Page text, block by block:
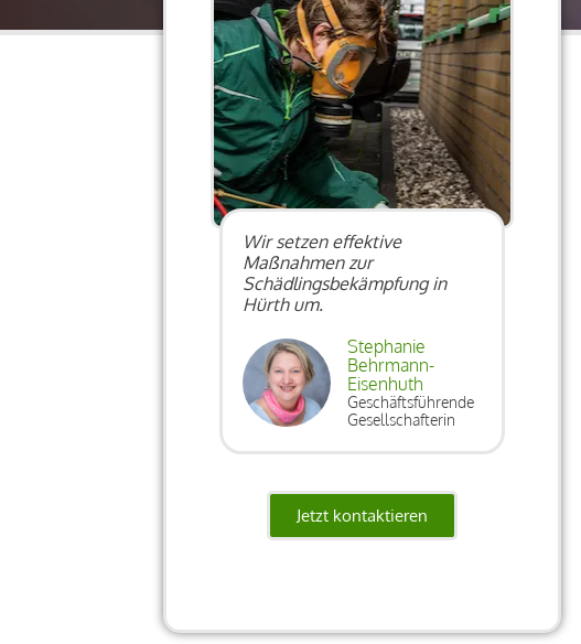
Wir setzen effektive
Maßnahmen zur
Schädlingsbekämpfung in
Hürth um.
Stephanie
Behrmann-
Eisenhuth
Geschäftsführende
Gesellschafterin
Jetzt kontaktieren